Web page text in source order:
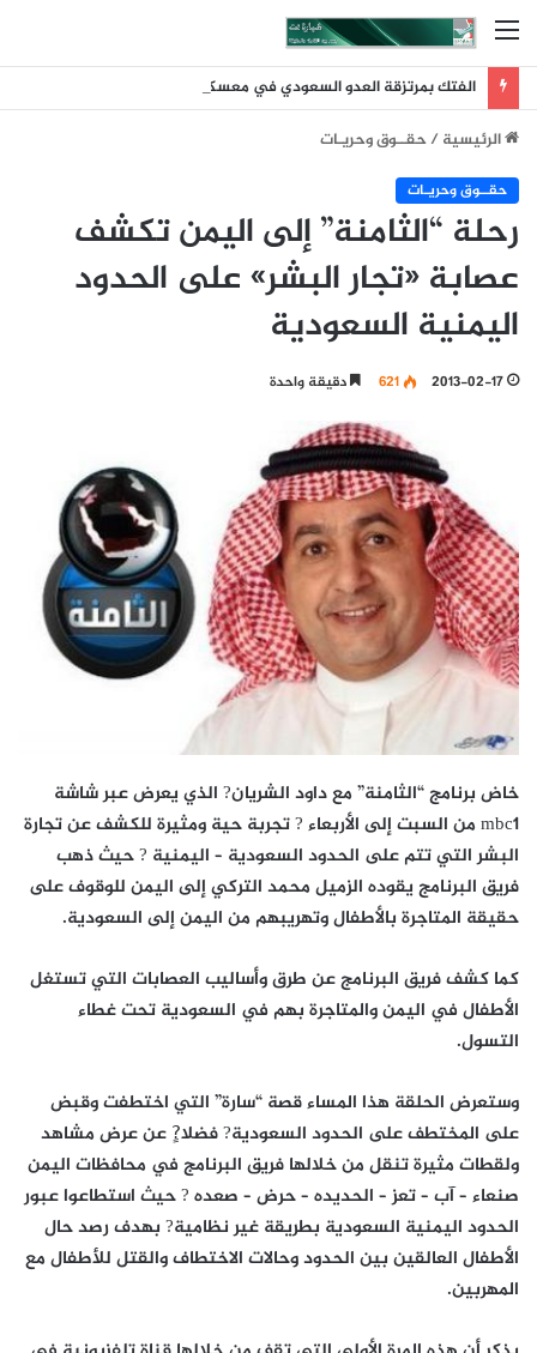
القائمة
الفتك بمرتزقة العدو السعودي في معسكر صحن الجن يمأرب
الرئيسية/حقــوق وحريـات
حقــوق وحريـات
رحلة “الثامنة” إلى اليمن تكشف
عصابة «تجار البشر» على الحدود
اليمنية السعودية
2013-02-17
621 دقيقة واحدة
خاض برنامج “الثامنة” مع داود الشريان? الذي يعرض عبر شاشة
mbc1 من السبت إلى الأربعاء ? تجربة حية ومثيرة للكشف عن تجارة
البشر التي تتم على الحدود السعودية – اليمنية ? حيث ذهب
فريق البرنامج يقوده الزميل محمد التركي إلى اليمن للوقوف على
حقيقة المتاجرة بالأطفال وتهريبهم من اليمن إلى السعودية.
كما كشف فريق البرنامج عن طرق وأساليب العصابات التي تستغل
الأطفال في اليمن والمتاجرة بهم في السعودية تحت غطاء
التسول.
وستعرض الحلقة هذا المساء قصة “سارة” التي اختطفت وقبض
على المختطف على الحدود السعودية? فضلا?ٍ عن عرض مشاهد
ولقطات مثيرة تنقل من خلالها فريق البرنامج في محافظات اليمن
صنعاء – آب – تعز – الحديده – حرض – صعده ? حيث استطاعوا عبور
الحدود اليمنية السعودية بطريقة غير نظامية? بهدف رصد حال
الأطفال العالقين بين الحدود وحالات الاختطاف والقتل للأطفال مع
المهربين.